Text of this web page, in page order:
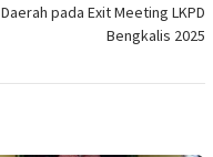
Daerah pada Exit Meeting LKPD
Bengkalis 2025